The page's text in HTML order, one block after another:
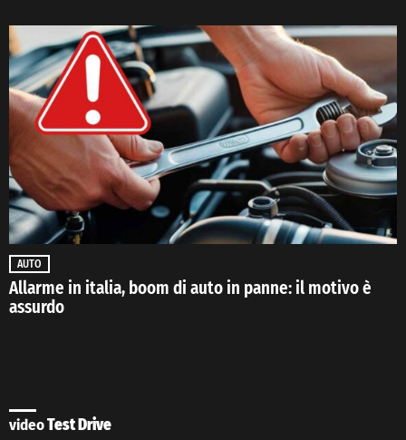
AUTO
Allarme in italia, boom di auto in panne: il motivo è
assurdo
videoTest Drive